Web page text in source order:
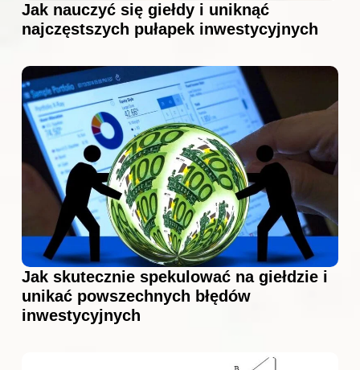
Jak nauczyć się giełdy i uniknąć
najczęstszych pułapek inwestycyjnych
Jak skutecznie spekulować na giełdzie i
unikać powszechnych błędów
inwestycyjnych